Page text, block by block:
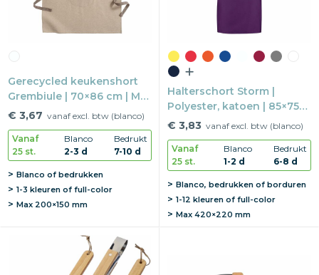
Gerecycled keukenshort
Grembiule | 70×86 cm | Met
voorvak
€ 3,67 vanaf excl. btw (blanco)
Vanaf
25 st.
Blanco
2-3 d
Bedrukt
7-10 d
Blanco of bedrukken
1-3 kleuren of full-color
Max 200×150 mm
Halterschort Storm |
Polyester, katoen | 85×75
cm | Metalen gesp
€ 3,83 vanaf excl. btw (blanco)
Vanaf
25 st.
Blanco
1-2 d
Bedrukt
6-8 d
Blanco, bedrukken of borduren
1-12 kleuren of full-color
Max 420×220 mm